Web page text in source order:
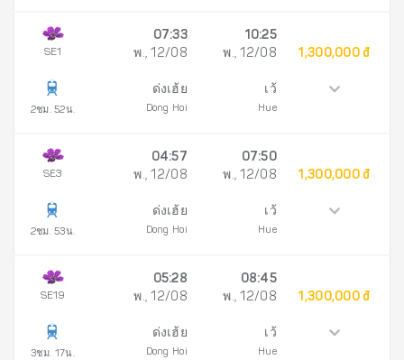
SE1
2ชม. 52น.
07:33
พ., 12/08
ด่งเฮ้ย
Dong Hoi
10:25
พ., 12/08
เว้
Hue
1,300,000 đ
SE3
2ชม. 53น.
04:57
พ., 12/08
ด่งเฮ้ย
Dong Hoi
07:50
พ., 12/08
เว้
Hue
1,300,000 đ
SE19
3ชม. 17น.
05:28
พ., 12/08
ด่งเฮ้ย
Dong Hoi
08:45
พ., 12/08
เว้
Hue
1,300,000 đ